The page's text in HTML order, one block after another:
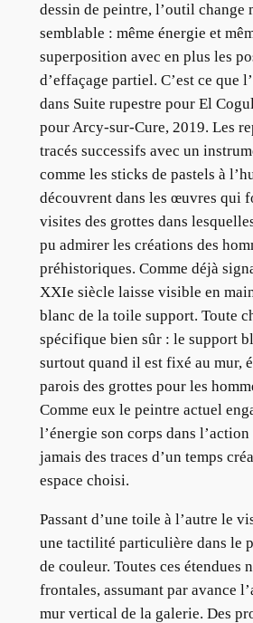
dessin de peintre, l’outil change
semblable : même énergie et
superposition avec en plus les
d’effaçage partiel. C’est ce que
dans Suite rupestre pour El
pour Arcy-sur-Cure, 2019. Les
tracés successifs avec un
comme les sticks de pastels à
découvrent dans les œuvres qui
visites des grottes dans
pu admirer les créations des
préhistoriques. Comme déjà
XXIe siècle laisse visible en
blanc de la toile support. Toute
spécifique bien sûr : le support
surtout quand il est fixé au mur,
parois des grottes pour les
Comme eux le peintre actuel
l’énergie son corps dans
jamais des traces d’un temps
espace choisi.
Passant d’une toile à l’autre le
une tactilité particulière dans le
de couleur. Toutes ces étendues
frontales, assumant par avance
mur vertical de la galerie. Des